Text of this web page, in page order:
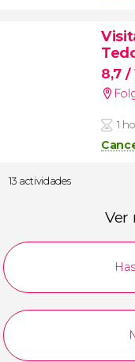
8,7 /
1
13 actividades
Ver